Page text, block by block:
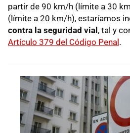
partir de 90 km/h (límite a 30
(límite a 20 km/h), estaríamos
contra la seguridad vial , tal y
Artículo 379 del Código Penal .